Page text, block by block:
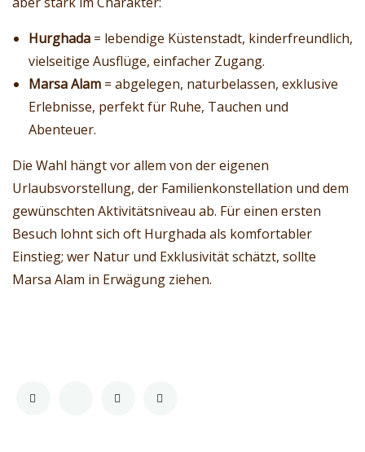
Hurghada = lebendige Küstenstadt, kinderfreundlich,
vielseitige Ausflüge, einfacher Zugang.
Marsa Alam = abgelegen, naturbelassen, exklusive
Erlebnisse, perfekt für Ruhe, Tauchen und
Abenteuer.
Die Wahl hängt vor allem von der eigenen
Urlaubsvorstellung, der Familienkonstellation und dem
gewünschten Aktivitätsniveau ab. Für einen ersten
Besuch lohnt sich oft Hurghada als komfortabler
Einstieg; wer Natur und Exklusivität schätzt, sollte
Marsa Alam in Erwägung ziehen.